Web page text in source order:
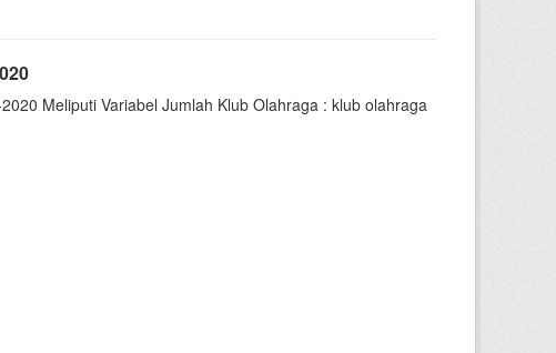
Meliputi Variabel Jumlah Klub Olahraga : klub olahraga